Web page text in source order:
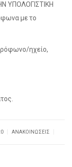
ΥΠΟΛΟΓΙΣΤΙΚΗ
με το
ηχείο,
ΑΝΑΚΟΙΝΏΣΕΙΣ